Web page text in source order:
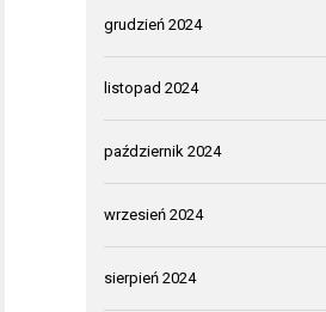
grudzień 2024
listopad 2024
październik 2024
wrzesień 2024
sierpień 2024